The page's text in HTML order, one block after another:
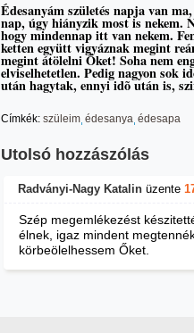
Édesanyám születés napja van
nap, úgy hiányzik most is nekem.
hogy mindennap itt van nekem.
ketten együtt vigyáznak megint
megint átölelni Õket! Soha nem
elviselhetetlen. Pedig nagyon sok
után hagytak, ennyi idõ után is,
Címkék: szüleim édesanya édesapa
Utolsó hozzászólás
Radványi-Nagy Katalin üzente
Szép megemlékezést
élnek, igaz mindent
körbeölelhessem Őket.